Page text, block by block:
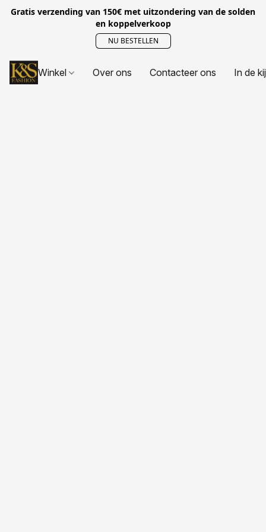
Gratis verzending van 150€ met uitzondering van de solden
en koppelverkoop
NU BESTELLEN
Winkel Over ons Contacteer ons In de